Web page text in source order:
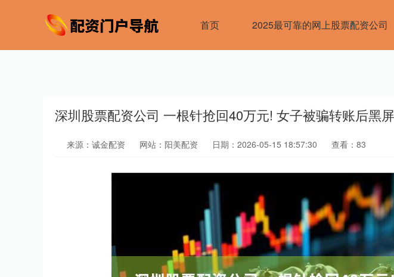
首页 2025最可靠的网上股票配资公司
深圳股票配资公司 一根针抢回40万元! 女子被骗转账后黑
来源：诚金配资 网站：阳美配资 日期：2026-05-15 18:57:30 查看：83